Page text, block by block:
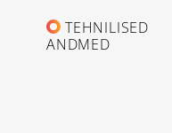
TEHNILISED
ANDMED